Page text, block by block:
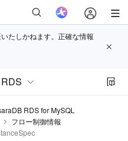
たしかねます。正確な情報
RDS for MySQL
フロー制御情報